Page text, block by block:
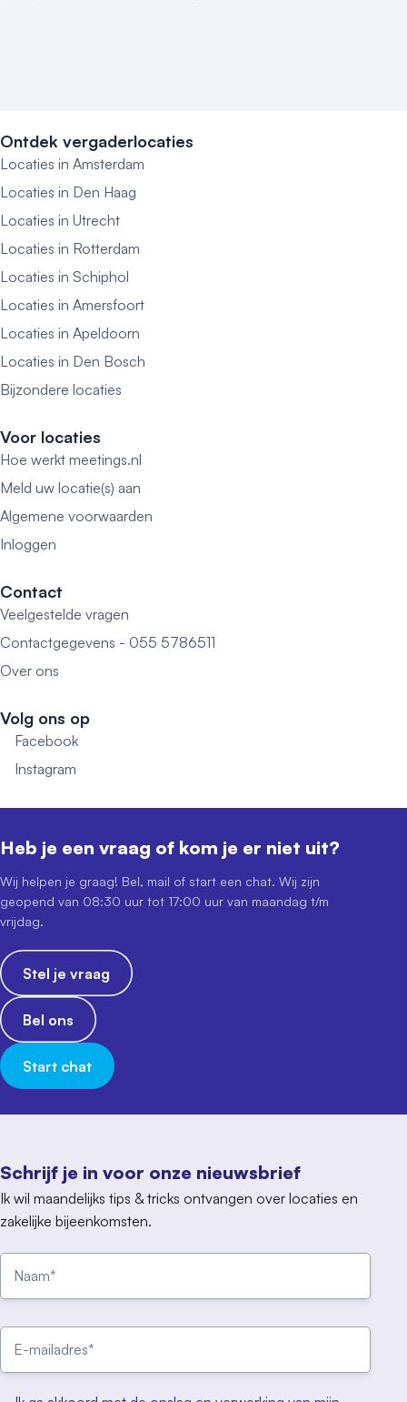
Ontdek vergaderlocaties
Locaties in Amsterdam
Locaties in Den Haag
Locaties in Utrecht
Locaties in Rotterdam
Locaties in Schiphol
Locaties in Amersfoort
Locaties in Apeldoorn
Locaties in Den Bosch
Bijzondere locaties
Voor locaties
Hoe werkt meetings.nl
Meld uw locatie(s) aan
Algemene voorwaarden
Inloggen
Contact
Veelgestelde vragen
Contactgegevens - 055 5786511
Over ons
Volg ons op
Facebook
Instagram
Schrijf je in voor onze nieuwsbrief
Ik wil maandelijks tips & tricks ontvangen over locaties en
zakelijke bijeenkomsten.
Heb je een vraag of kom je er niet uit?
Wij helpen je graag! Bel, mail of start een chat. Wij zijn
geopend van 08:30 uur tot 17:00 uur van maandag t/m
vrijdag.
Stel je vraag
Bel ons
Start chat